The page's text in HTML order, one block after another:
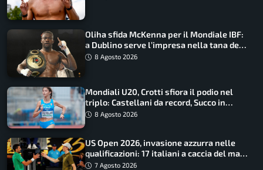
Oliha sfida McKenna per il Mondiale IBF:
a Dublino serve l’impresa nella tana del
lupo8 Agosto 2026
Mondiali U20, Crotti sfiora il podio nel
triplo: Castellani da record, Succo in
finale
8 Agosto 2026
US Open 2026, invasione azzurra nelle
qualificazioni: 17 italiani a caccia del main
draw7 Agosto 2026